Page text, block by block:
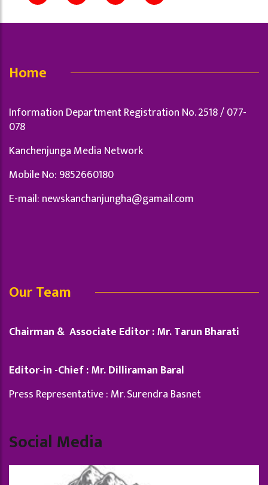
Home
Information Department Registration No. 2518 / 077-
078
Kanchenjunga Media Network
Mobile No: 9852660180
E-mail: newskanchanjungha@gamail.com
Our Team
Chairman & Associate Editor : Mr. Tarun Bharati
Editor-in -Chief : Mr. Dilliraman Baral
Press Representative : Mr. Surendra Basnet
Social Media